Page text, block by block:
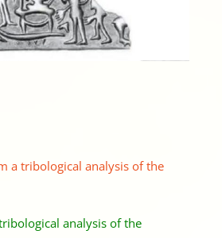
a tribological analysis of the
analysis of the